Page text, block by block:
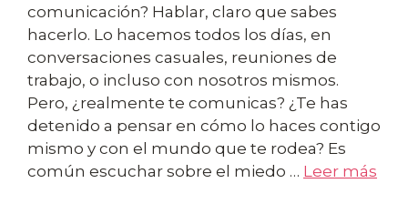
comunicación? Hablar, claro que sabes
hacerlo. Lo hacemos todos los días, en
conversaciones casuales, reuniones de
trabajo, o incluso con nosotros mismos.
Pero, ¿realmente te comunicas? ¿Te has
detenido a pensar en cómo lo haces contigo
mismo y con el mundo que te rodea? Es
común escuchar sobre el miedo … Leer más